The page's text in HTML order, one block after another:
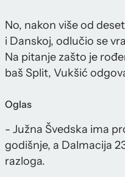
No, nakon više od
i Danskoj, odlučio se
Na pitanje zašto je
baš Split, Vukšić
Oglas
- Južna Švedska ima
godišnje, a Dalmacija
razloga.